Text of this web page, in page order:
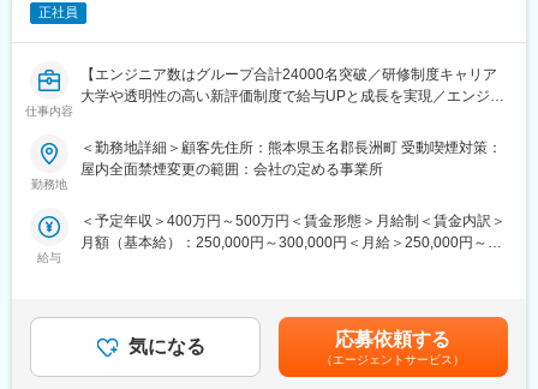
◎リスキリング「キャリア大学」でスキルも給与もUP
一般的な4年制大学で学ぶ機械電気IT学科の内容をオンラインで学
べなかった内容もリスキリングいただき、単位取得によって給与
UPが可能な制度です！
自分の給与はどう上がっていくのか？そんな不安を抱く方も多く
いらっしゃるかと思います。
自身のポイントはリアルタイムでいつでも社内システムからで閲
覧いただけます。ご自身の給与、定性評価、在籍期間、取得資
格、研修受講の項目、会社貢献（研修の講師やリーダーとしてチ
ームのフォロー、採用イベントへの参加等）など様々な項目がポ
正社員
仕事内容
【エンジニア数はグループ合計24000名突破／研修制度キャリア
大学や透明性の高い新評価制度で給与UPと成長を実現／エンジニ
◆職務概要：
計をお任せします。
ます。
■当社の魅力ポイント
勤務地
＜勤務地詳細＞顧客先住所：熊本県玉名郡長洲町 受動喫煙対策：
屋内全面禁煙変更の範囲：会社の定める事業所
給与
＜予定年収＞400万円～500万円＜賃金形態＞月給制＜賃金内訳＞
月額（基本給）：250,000円～300,000円＜月給＞250,000円～
の金額であり、選考を通じて上下する可能性があります。月給(月
額)は固定手当を含めた表記です。
気になる 応募依頼する
（エージェントサービス）